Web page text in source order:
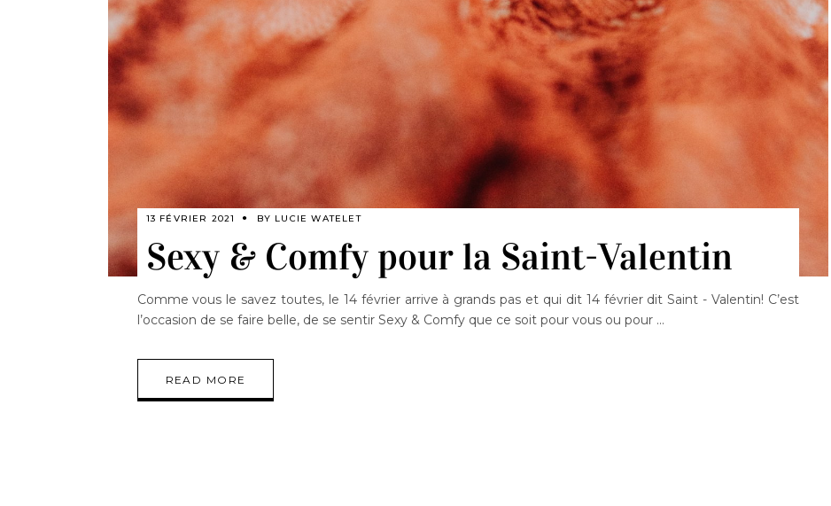
13 FÉVRIER 2021 BY LUCIE WATELET
Sexy & Comfy pour la Saint-Valentin
Comme vous le savez toutes, le 14 février arrive à grands pas et qui dit 14 février dit Saint - Valentin! C’est
l’occasion de se faire belle, de se sentir Sexy & Comfy que ce soit pour vous ou pour
READ MORE